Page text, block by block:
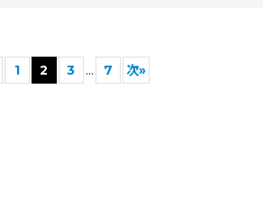
1 2 3 ... 7 次»